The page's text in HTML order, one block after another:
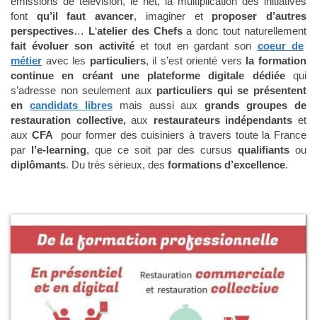
font qu’il faut avancer, imaginer et proposer d’autres
perspectives… L‘atelier des Chefsa donc tout naturellement
fait évoluer son activitéet tout en gardant son coeur de
métier avec les particuliers, il s’est orienté vers la formation
continue en créant une plateforme digitale dédiée qui
s’adresse non seulement aux particuliers qui se présentent
en candidats libres mais aussi aux grands groupes de
restauration collective,aux restaurateurs indépendants et
aux CFA pour former des cuisiniers à travers toute la France
par l’e-learning, que ce soit par des cursus qualifiantsou
diplômants. Du très sérieux, des formations d’excellence.